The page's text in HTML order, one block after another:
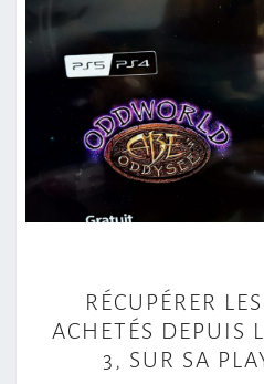
É
C
U
RÉCUPÉRER
ACHETÉS DEPUIS
3, SUR SA